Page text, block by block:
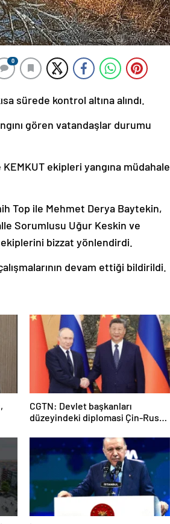
0
sürede kontrol altına alındı.
gören vatandaşlar durumu
ekipleri yangına müdahale
Top ile Mehmet Derya Baytekin,
Sorumlusu Uğur Keskin ve
bizzat yönlendirdi.
devam ettiği bildirildi.
CGTN: Devlet başkanları
düzeyindeki diplomasi Çin-Rusya
güçlendiriyor